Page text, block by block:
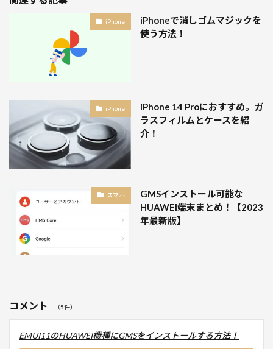
iPhone
iPhoneで消しゴムマジックを
使う方法！
iPhone
iPhone 14 Proにおすすめ。ガ
ラスフィルムとケースを紹
介！
スマホ
GMSインストール可能な
HUAWEI端末まとめ！【2023
年最新版】
コメント （5件）
EMUI11のHUAWEI機種にGMSをインストールする方法！